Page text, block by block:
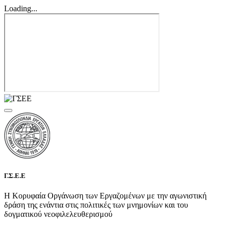
Loading...
Γ.Σ.Ε.Ε
Η Κορυφαία Οργάνωση των Εργαζομένων με την αγωνιστική
δράση της ενάντια στις πολιτικές των μνημονίων και του
δογματικού νεοφιλελευθερισμού